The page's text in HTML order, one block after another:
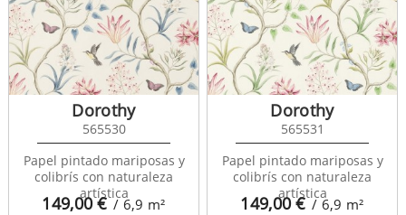
149,00€ / 6,9 m²
Dorothy
565530
Papel pintado mariposas y
colibrís con naturaleza
artística
149,00€ / 6,9 m²
Dorothy
565531
Papel pintado mariposas y
colibrís con naturaleza
artística